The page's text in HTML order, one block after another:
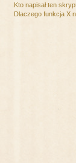
Kto napisał ten
Dlaczego funkcja X